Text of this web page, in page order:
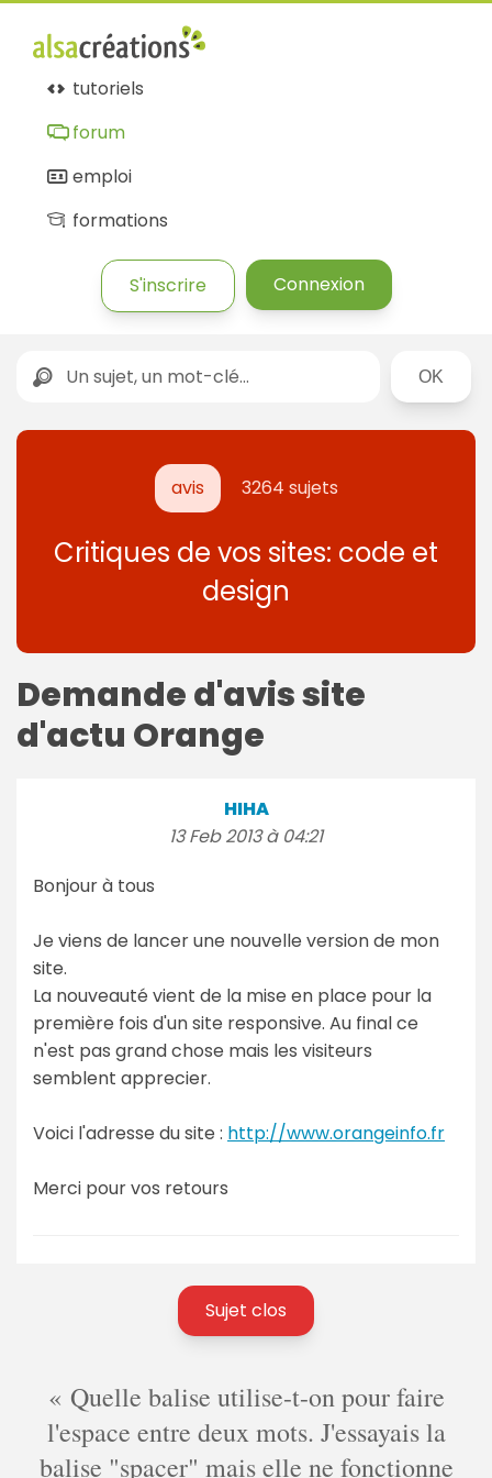
tutoriels
forum
emploi
formations
S'inscrire Connexion
Rechercher
avis 3264 sujets
Critiques de vos sites: code et
design
Demande d'avis site
d'actu Orange
HIHA
13 Feb 2013 à 04:21
Bonjour à tous
Je viens de lancer une nouvelle version de mon
site.
La nouveauté vient de la mise en place pour la
première fois d'un site responsive. Au final ce
n'est pas grand chose mais les visiteurs
semblent apprecier.
Voici l'adresse du site : http://www.orangeinfo.fr
Merci pour vos retours
Sujet clos
Quelle balise utilise-t-on pour faire
l'espace entre deux mots. J'essayais la
balise "spacer" mais elle ne fonctionne